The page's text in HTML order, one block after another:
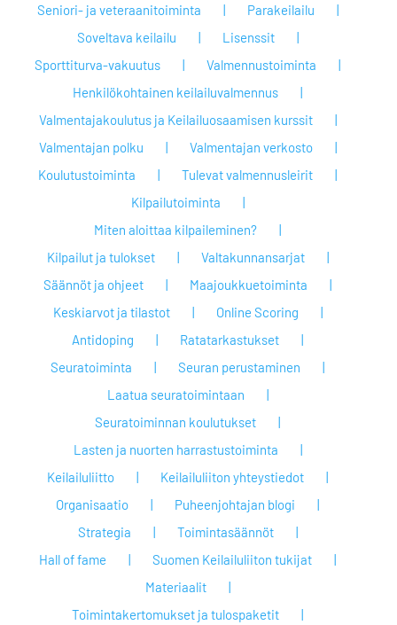
Seniori- ja veteraanitoiminta
Parakeilailu
Soveltava keilailu
Lisenssit
Sporttiturva-vakuutus
Valmennustoiminta
Henkilökohtainen keilailuvalmennus
Valmentajakoulutus ja Keilailuosaamisen kurssit
Valmentajan polku
Valmentajan verkosto
Koulutustoiminta
Tulevat valmennusleirit
Kilpailutoiminta
Miten aloittaa kilpaileminen?
Kilpailut ja tulokset
Valtakunnansarjat
Säännöt ja ohjeet
Maajoukkuetoiminta
Keskiarvot ja tilastot
Online Scoring
Antidoping
Ratatarkastukset
Seuratoiminta
Seuran perustaminen
Laatua seuratoimintaan
Seuratoiminnan koulutukset
Lasten ja nuorten harrastustoiminta
Keilailuliitto
Keilailuliiton yhteystiedot
Organisaatio
Puheenjohtajan blogi
Strategia
Toimintasäännöt
Hall of fame
Suomen Keilailuliiton tukijat
Materiaalit
Toimintakertomukset ja tulospaketit